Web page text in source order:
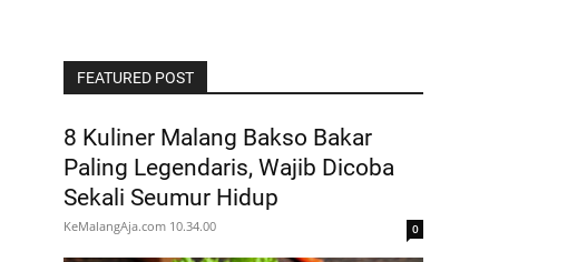
FEATURED POST
8 Kuliner Malang Bakso Bakar
Paling Legendaris, Wajib Dicoba
Sekali Seumur Hidup
KeMalangAja.com 10.34.00 0